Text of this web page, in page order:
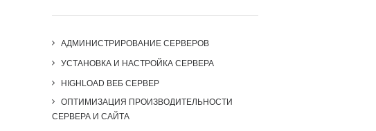
АДМИНИСТРИРОВАНИЕ СЕРВЕРОВ
УСТАНОВКА И НАСТРОЙКА СЕРВЕРА
HIGHLOAD ВЕБ СЕРВЕР
ОПТИМИЗАЦИЯ ПРОИЗВОДИТЕЛЬНОСТИ
СЕРВЕРА И САЙТА